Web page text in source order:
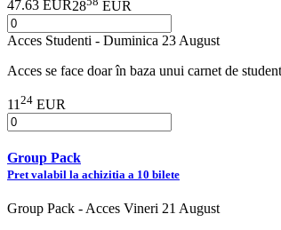
47.63 EUR28 EUR
Acces Studenti - Duminica 23 August
Acces se face doar în baza unui carnet de
11 24 EUR
Group Pack
Pret valabil la achizitia a 10 bilete
Group Pack - Acces Vineri 21 August